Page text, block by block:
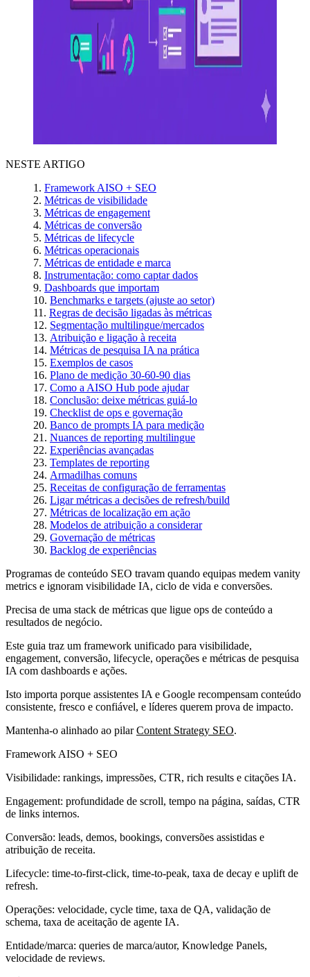
NESTE ARTIGO
Framework AISO + SEO
Métricas de visibilidade
Métricas de engagement
Métricas de conversão
Métricas de lifecycle
Métricas operacionais
Métricas de entidade e marca
Instrumentação: como captar dados
Dashboards que importam
Benchmarks e targets (ajuste ao setor)
Regras de decisão ligadas às métricas
Segmentação multilingue/mercados
Atribuição e ligação à receita
Métricas de pesquisa IA na prática
Exemplos de casos
Plano de medição 30-60-90 dias
Como a AISO Hub pode ajudar
Conclusão: deixe métricas guiá-lo
Checklist de ops e governação
Banco de prompts IA para medição
Nuances de reporting multilingue
Experiências avançadas
Templates de reporting
Armadilhas comuns
Receitas de configuração de ferramentas
Ligar métricas a decisões de refresh/build
Métricas de localização em ação
Modelos de atribuição a considerar
Governação de métricas
Backlog de experiências
Programas de conteúdo SEO travam quando equipas medem vanity
metrics e ignoram visibilidade IA, ciclo de vida e conversões.
Precisa de uma stack de métricas que ligue ops de conteúdo a
resultados de negócio.
Este guia traz um framework unificado para visibilidade,
engagement, conversão, lifecycle, operações e métricas de pesquisa
IA com dashboards e ações.
Isto importa porque assistentes IA e Google recompensam conteúdo
consistente, fresco e confiável, e líderes querem prova de impacto.
Mantenha-o alinhado ao pilarContent Strategy SEO.
Framework AISO + SEO
Visibilidade: rankings, impressões, CTR, rich results e citações IA.
Engagement: profundidade de scroll, tempo na página, saídas, CTR
de links internos.
Conversão: leads, demos, bookings, conversões assistidas e
atribuição de receita.
Lifecycle: time-to-first-click, time-to-peak, taxa de decay e uplift de
refresh.
Operações: velocidade, cycle time, taxa de QA, validação de
schema, taxa de aceitação de agente IA.
Entidade/marca: queries de marca/autor, Knowledge Panels,
velocidade de reviews.